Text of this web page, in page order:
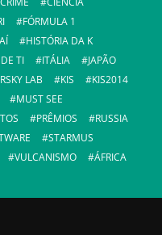
FÓRMULA 1
HISTÓRIA DA K
TI ITÁLIA
JAPÃO
LAB KIS
KIS2014
MUST SEE
PRÊMIOS
RUSSIA
STARMUS
VULCANISMO ÁFRICA